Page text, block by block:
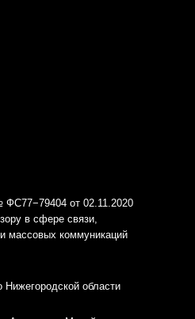
от 02.11.2020
в сфере связи,
массовых коммуникаций
области